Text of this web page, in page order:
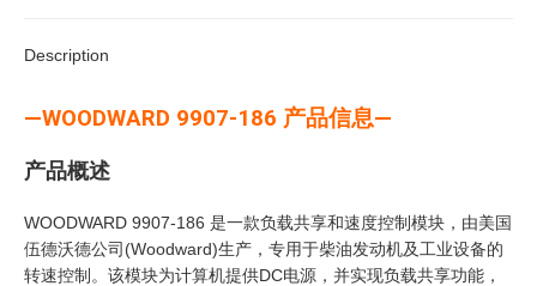
Description
—WOODWARD 9907-186 产品信息—
产品概述
WOODWARD 9907-186 是一款负载共享和速度控制模块，由美国
伍德沃德公司(Woodward)生产，专用于柴油发动机及工业设备的
转速控制。该模块为计算机提供DC电源，并实现负载共享功能，